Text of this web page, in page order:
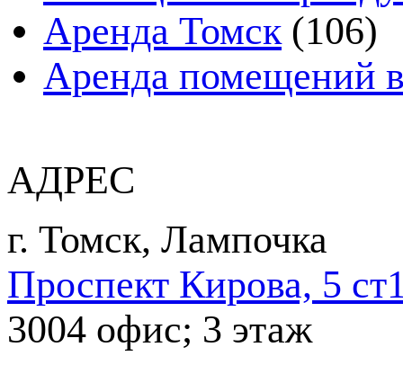
Аренда Томск (106)
Аренда помещений
АДРЕС
г. Томск, ​Лампочка
Проспект Кирова, 5
3004 офис; 3 этаж